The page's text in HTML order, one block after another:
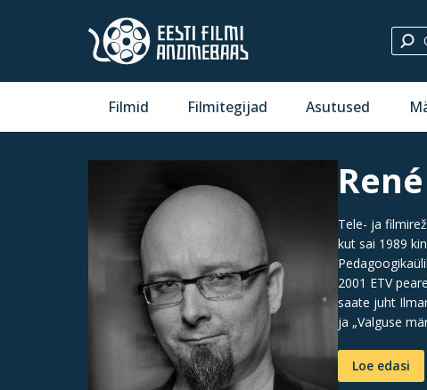
Filmid Filmitegijad Asutused
Tele- ja
kut sai 1989
2001 ETV
saate juht
ja „Valguse
Loe edasi